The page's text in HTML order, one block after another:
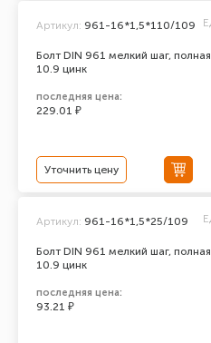
Болт DIN 961 мелкий шаг,
10.9 цинк
Артикул: 961-16*1,5*110/109
последняя цена:
229.01 ₽
Уточнить цену
Болт DIN 961 мелкий шаг,
10.9 цинк
Артикул: 961-16*1,5*25/109
последняя цена:
93.21 ₽